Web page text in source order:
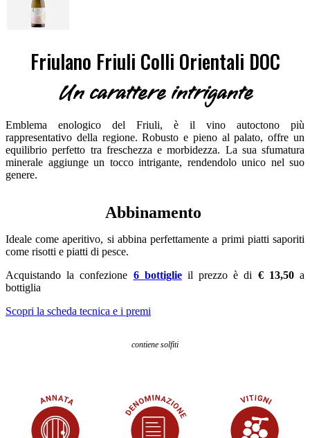
Friulano Friuli Colli Orientali DOC
Un carattere intrigante
Emblema enologico del Friuli, è il vino autoctono più
rappresentativo della regione. Robusto e pieno al palato, offre un
equilibrio perfetto tra freschezza e morbidezza. La sua sfumatura
minerale aggiunge un tocco intrigante, rendendolo unico nel suo
genere.
Abbinamento
Ideale come aperitivo, si abbina perfettamente a primi piatti saporiti
come risotti e piatti di pesce.
Acquistando la confezione 6 bottiglieil prezzo è di € 13,50a
bottiglia
Scopri la scheda tecnica e i premi
contiene solfiti